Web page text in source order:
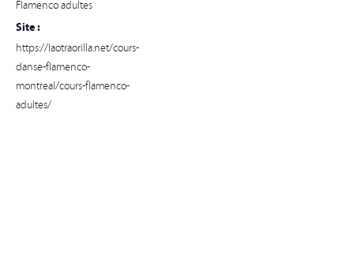
Flamenco adultes
Site :
https://laotraorilla.net/cours-
danse-flamenco-
montreal/cours-flamenco-
adultes/